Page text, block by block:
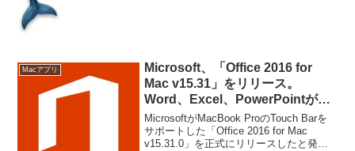
Macアプリ
Microsoft、「Office 2016 for
Mac v15.31」をリリース。
Word、Excel、PowerPointが
Touch Barをサポート。
MicrosoftがMacBook ProのTouch Barを
サポートした「Office 2016 for Mac
v15.31.0」を正式にリリースしたと発表